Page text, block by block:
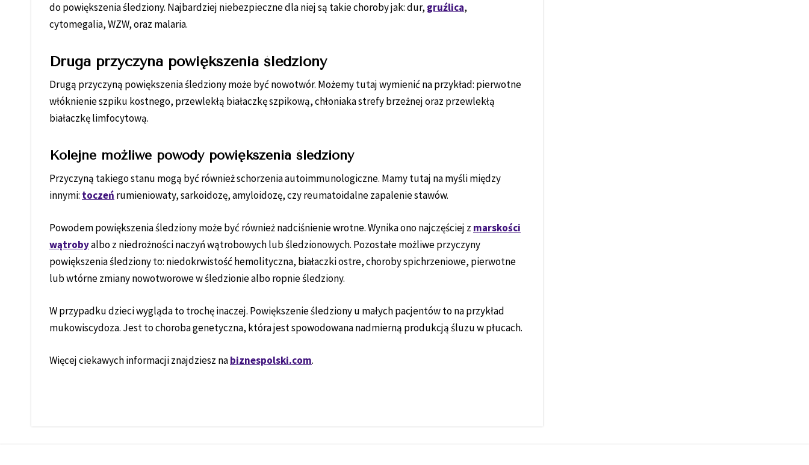
do powiększenia śledziony. Najbardziej niebezpieczne dla niej są takie choroby jak: dur, gruźlica,
cytomegalia, WZW, oraz malaria.
Druga przyczyna powiększenia śledziony
Drugą przyczyną powiększenia śledziony może być nowotwór. Możemy tutaj wymienić na przykład: pierwotne
włóknienie szpiku kostnego, przewlekłą białaczkę szpikową, chłoniaka strefy brzeżnej oraz przewlekłą
białaczkę limfocytową.
Kolejne możliwe powody powiększenia śledziony
Przyczyną takiego stanu mogą być również schorzenia autoimmunologiczne. Mamy tutaj na myśli między
innymi: toczeń rumieniowaty, sarkoidozę, amyloidozę, czy reumatoidalne zapalenie stawów.
Powodem powiększenia śledziony może być również nadciśnienie wrotne. Wynika ono najczęściej z marskości
wątrobyalbo z niedrożności naczyń wątrobowych lub śledzionowych. Pozostałe możliwe przyczyny
powiększenia śledziony to: niedokrwistość hemolityczna, białaczki ostre, choroby spichrzeniowe, pierwotne
lub wtórne zmiany nowotworowe w śledzionie albo ropnie śledziony.
W przypadku dzieci wygląda to trochę inaczej. Powiększenie śledziony u małych pacjentów to na przykład
mukowiscydoza. Jest to choroba genetyczna, która jest spowodowana nadmierną produkcją śluzu w płucach.
Więcej ciekawych informacji znajdziesz nabiznespolski.com.